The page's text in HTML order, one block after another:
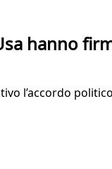
hanno
l’accordo